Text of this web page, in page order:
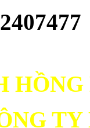
2407477